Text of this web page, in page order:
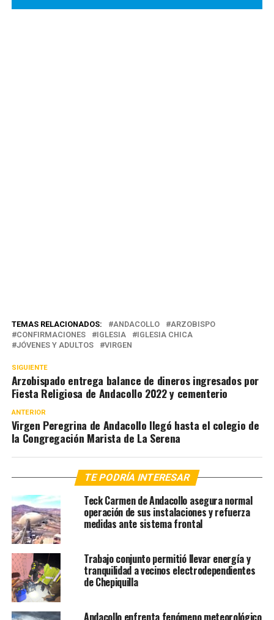
TEMAS RELACIONADOS: ANDACOLLO
ARZOBISPO
CONFIRMACIONES
IGLESIA
IGLESIA CHICA
JÓVENES Y ADULTOS
VIRGEN
SIGUIENTE
Arzobispado entrega balance de dineros ingresados por
Fiesta Religiosa de Andacollo 2022 y cementerio
ANTERIOR
Virgen Peregrina de Andacollo llegó hasta el colegio de
la Congregación Marista de La Serena
TE PODRÍA INTERESAR
Teck Carmen de Andacollo asegura normal
operación de sus instalaciones y refuerza
medidas ante sistema frontal
Trabajo conjunto permitió llevar energía y
tranquilidad a vecinos electrodependientes
de Chepiquilla
Andacollo enfrenta fenómeno meteorológico